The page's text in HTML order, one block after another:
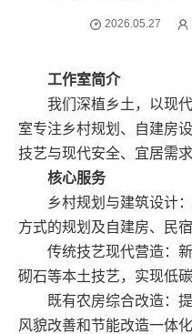
2026.05.27
工作室简介
我们深植乡土，以现
室专注乡村规划、自建房
技艺与现代安全、宜居需
核心服务
乡村规划与建筑设计
方式的规划及自建房、民宿
传统技艺现代营造：
砌石等本土技艺，实现低
既有农房综合改造：
风貌改善和节能改造一体化